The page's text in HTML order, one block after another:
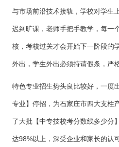
与市场前沿技术接轨，学校对学生
迟到旷课，老师手把手教学，每一
核，考核过关才会开始下一阶段的
外出，学生外出必须持请假条，严
特色专业招生势头良比较好，一度
专业】停招，为石家庄市四大支柱
了大批【中专技校考分数线多少分
达98%以上，深受企业和家长的认